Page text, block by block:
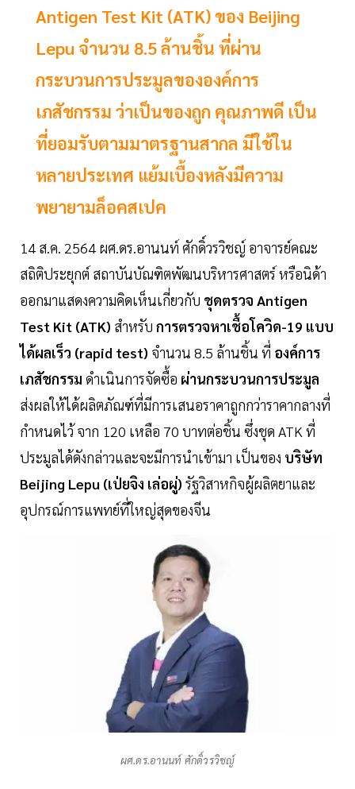
Antigen Test Kit (ATK) ของ Beijing
Lepu จำนวน 8.5 ล้านชิ้น ที่ผ่าน
กระบวนการประมูลขององค์การ
เภสัชกรรม ว่าเป็นของถูก คุณภาพดี เป็น
ที่ยอมรับตามมาตรฐานสากล มีใช้ใน
หลายประเทศ แย้มเบื้องหลังมีความ
พยายามล็อคสเปค
14 ส.ค. 2564 ผศ.ดร.อานนท์ ศักดิ์วรวิชญ์ อาจารย์คณะ
สถิติประยุกต์ สถาบันบัณฑิตพัฒนบริหารศาสตร์ หรือนิด้า
ออกมาแสดงความคิดเห็นเกี่ยวกับ ชุดตรวจ Antigen
Test Kit (ATK) สำหรับ การตรวจหาเชื้อโควิด-19 แบบ
ได้ผลเร็ว (rapid test) จำนวน 8.5 ล้านชิ้น ที่ องค์การ
เภสัชกรรม ดำเนินการจัดซื้อ ผ่านกระบวนการประมูล
ส่งผลให้ได้ผลิตภัณฑ์ที่มีการเสนอราคาถูกกว่าราคากลางที่
กำหนดไว้ จาก 120 เหลือ 70 บาทต่อชิ้น ซึ่งชุด ATK ที่
ประมูลได้ดังกล่าวและจะมีการนำเข้ามา เป็นของ บริษัท
Beijing Lepu (เป่ยจิง เล่อผู่) รัฐวิสาหกิจผู้ผลิตยาและ
อุปกรณ์การแพทย์ที่ใหญ่สุดของจีน
ผศ.ดร.อานนท์ ศักดิ์วรวิชญ์